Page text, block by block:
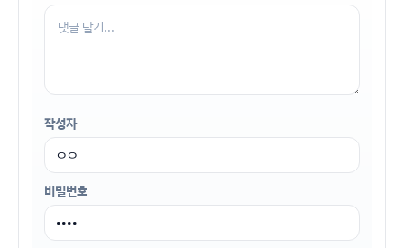
작성자
비밀번호